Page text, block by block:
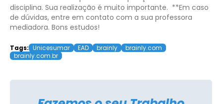
disciplina. Sua realização é muito importante. **Em caso
de dúvidas, entre em contato com a sua professora
mediadora. Bons estudos!
Tags: Unicesumar EAD brainly
brainly.com
brainly.com.br